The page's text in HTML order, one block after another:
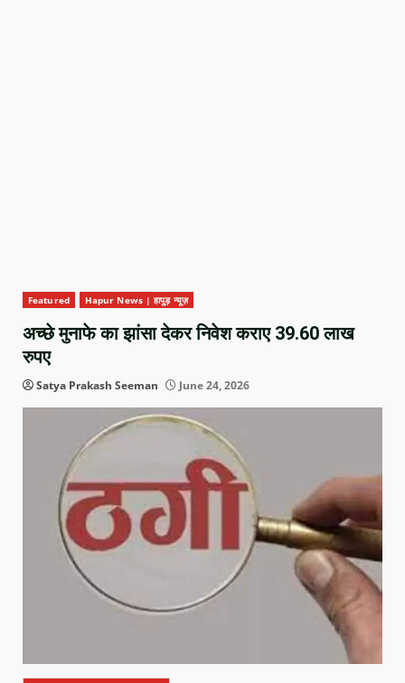
Featured Hapur News | हापुड़ न्यूज़
अच्छे मुनाफे का झांसा देकर निवेश कराए 39.60 लाख
रुपए
Satya Prakash Seeman June 24, 2026